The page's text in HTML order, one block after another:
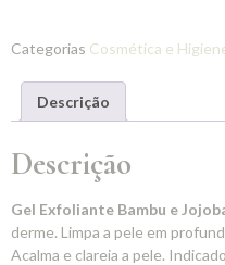
Categorias Cosmética e
Descrição
Descrição
Gel Exfoliante Bambu e
derme. Limpa a pele em
Acalma e clareia a pele.